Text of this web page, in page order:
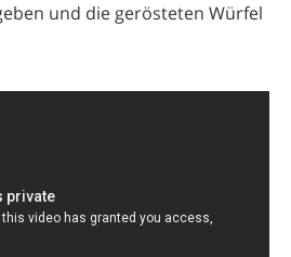
und die gerösteten Würfel